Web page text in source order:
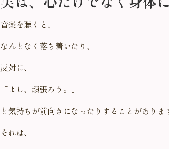
実は、心だけでなく身体
音楽を聴くと、
なんとなく落ち着いたり、
反対に、
「よし、頑張ろう。」
と気持ちが前向きになったりすることがありま
それは、